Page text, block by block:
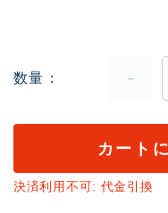
数量
カート
決済利用不可: 代金引換